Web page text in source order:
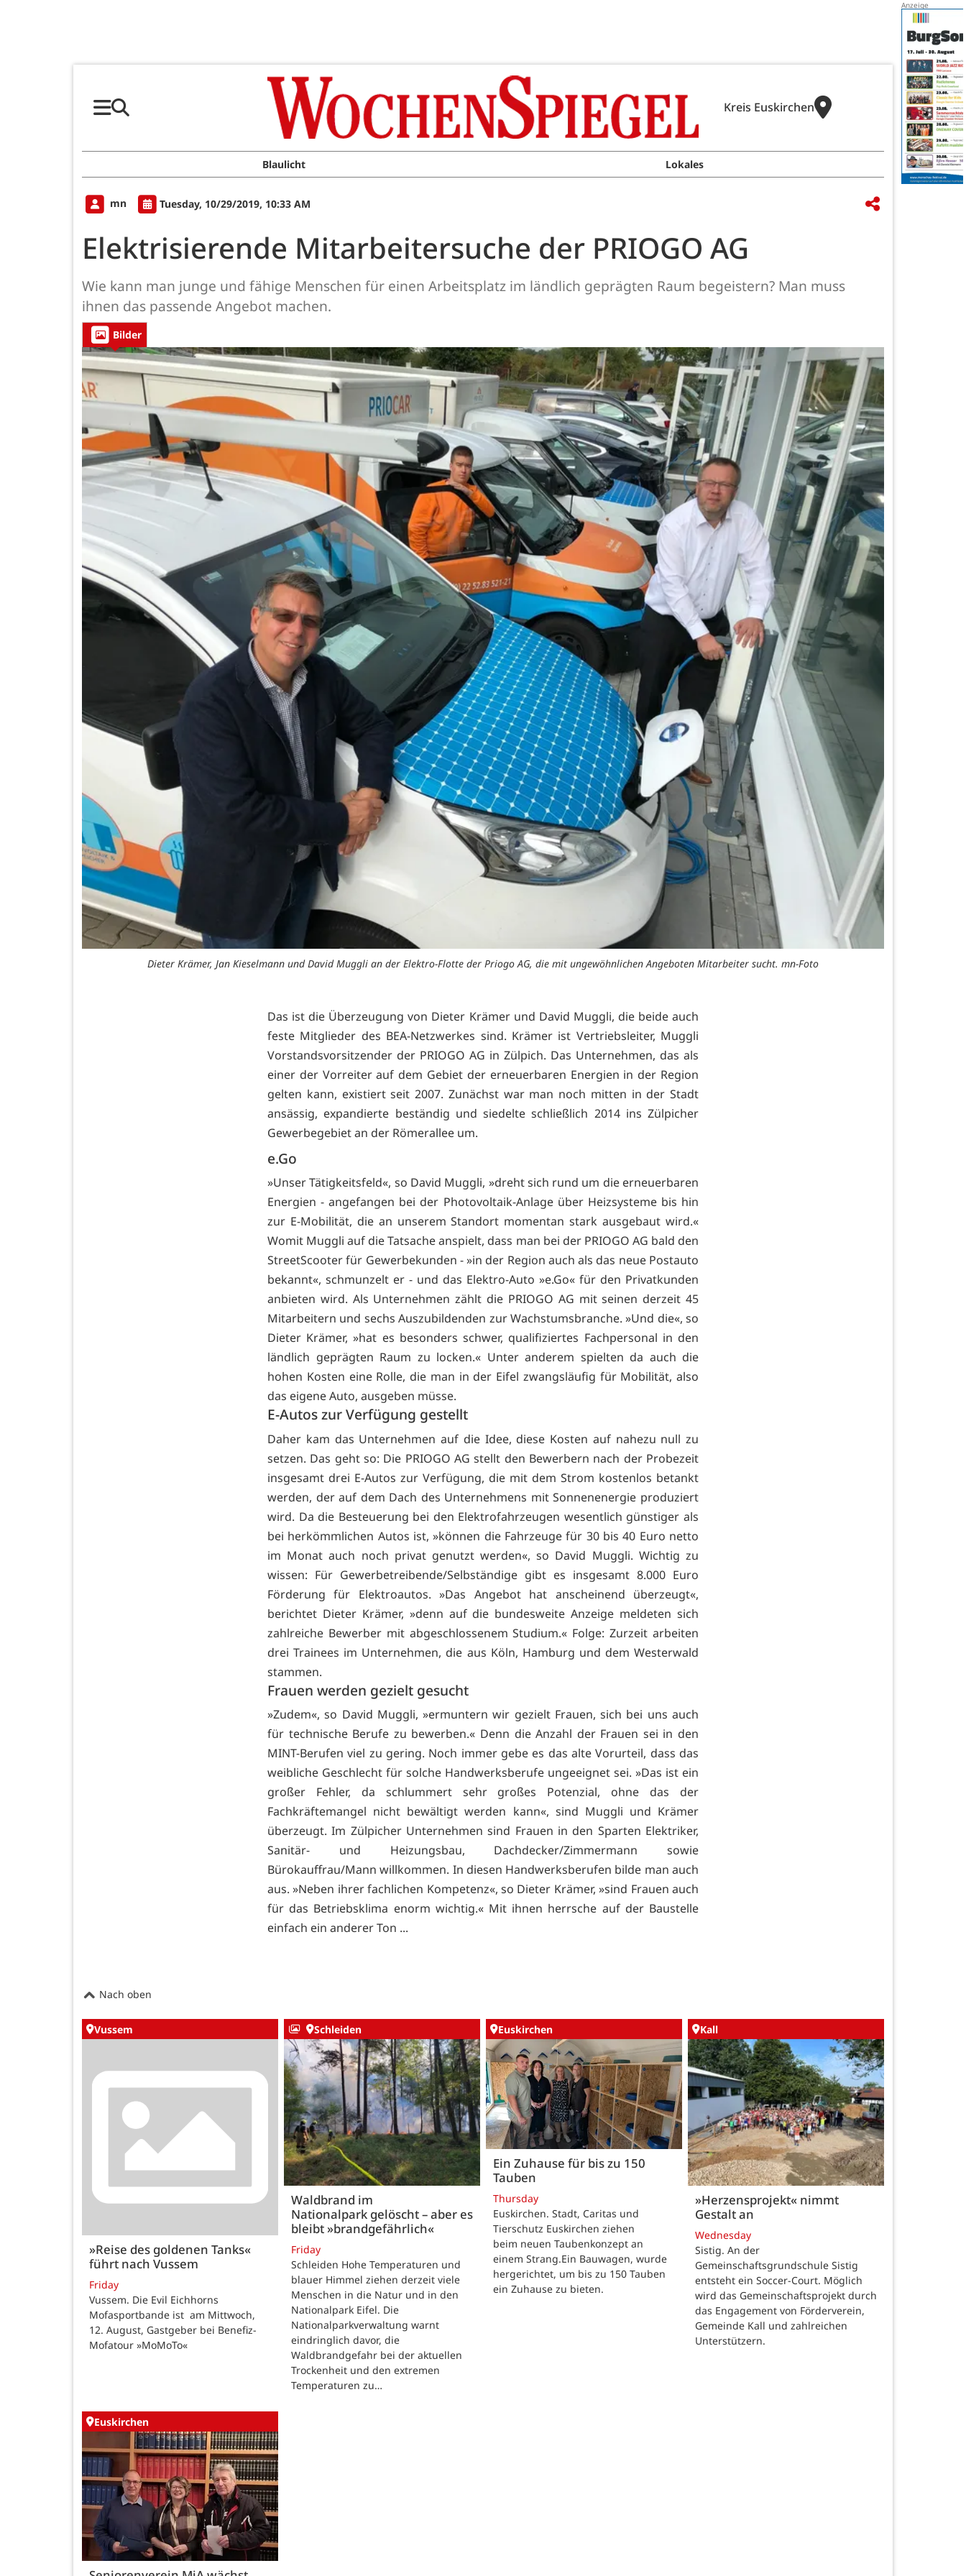
Kreis Euskirchen
Blaulicht Lokales
mn Tuesday, 10/29/2019, 10:33 AM
Elektrisierende Mitarbeitersuche der PRIOGO AG
Wie kann man junge und fähige Menschen für einen Arbeitsplatz im ländlich geprägten Raum begeistern? Man muss
ihnen das passende Angebot machen.
Bilder
Dieter Krämer, Jan Kieselmann und David Muggli an der Elektro-Flotte der Priogo AG, die mit ungewöhnlichen Angeboten Mitarbeiter sucht. mn-Foto
Das ist die Überzeugung von Dieter Krämer und David Muggli, die beide auch
feste Mitglieder des BEA-Netzwerkes sind. Krämer ist Vertriebsleiter, Muggli
Vorstandsvorsitzender der PRIOGO AG in Zülpich. Das Unternehmen, das als
einer der Vorreiter auf dem Gebiet der erneuerbaren Energien in der Region
gelten kann, existiert seit 2007. Zunächst war man noch mitten in der Stadt
ansässig, expandierte beständig und siedelte schließlich 2014 ins Zülpicher
Gewerbegebiet an der Römerallee um.
e.Go
»Unser Tätigkeitsfeld«, so David Muggli, »dreht sich rund um die erneuerbaren
Energien - angefangen bei der Photovoltaik-Anlage über Heizsysteme bis hin
zur E-Mobilität, die an unserem Standort momentan stark ausgebaut wird.«
Womit Muggli auf die Tatsache anspielt, dass man bei der PRIOGO AG bald den
StreetScooter für Gewerbekunden - »in der Region auch als das neue Postauto
bekannt«, schmunzelt er - und das Elektro-Auto »e.Go« für den Privatkunden
anbieten wird. Als Unternehmen zählt die PRIOGO AG mit seinen derzeit 45
Mitarbeitern und sechs Auszubildenden zur Wachstumsbranche. »Und die«, so
Dieter Krämer, »hat es besonders schwer, qualifiziertes Fachpersonal in den
ländlich geprägten Raum zu locken.« Unter anderem spielten da auch die
hohen Kosten eine Rolle, die man in der Eifel zwangsläufig für Mobilität, also
das eigene Auto, ausgeben müsse.
E-Autos zur Verfügung gestellt
Daher kam das Unternehmen auf die Idee, diese Kosten auf nahezu null zu
setzen. Das geht so: Die PRIOGO AG stellt den Bewerbern nach der Probezeit
insgesamt drei E-Autos zur Verfügung, die mit dem Strom kostenlos betankt
werden, der auf dem Dach des Unternehmens mit Sonnenenergie produziert
wird. Da die Besteuerung bei den Elektrofahrzeugen wesentlich günstiger als
bei herkömmlichen Autos ist, »können die Fahrzeuge für 30 bis 40 Euro netto
im Monat auch noch privat genutzt werden«, so David Muggli. Wichtig zu
wissen: Für Gewerbetreibende/Selbständige gibt es insgesamt 8.000 Euro
Förderung für Elektroautos. »Das Angebot hat anscheinend überzeugt«,
berichtet Dieter Krämer, »denn auf die bundesweite Anzeige meldeten sich
zahlreiche Bewerber mit abgeschlossenem Studium.« Folge: Zurzeit arbeiten
drei Trainees im Unternehmen, die aus Köln, Hamburg und dem Westerwald
stammen.
Frauen werden gezielt gesucht
»Zudem«, so David Muggli, »ermuntern wir gezielt Frauen, sich bei uns auch
für technische Berufe zu bewerben.« Denn die Anzahl der Frauen sei in den
MINT-Berufen viel zu gering. Noch immer gebe es das alte Vorurteil, dass das
weibliche Geschlecht für solche Handwerksberufe ungeeignet sei. »Das ist ein
großer Fehler, da schlummert sehr großes Potenzial, ohne das der
Fachkräftemangel nicht bewältigt werden kann«, sind Muggli und Krämer
überzeugt. Im Zülpicher Unternehmen sind Frauen in den Sparten Elektriker,
Sanitär- und Heizungsbau, Dachdecker/Zimmermann sowie
Bürokauffrau/Mann willkommen. In diesen Handwerksberufen bilde man auch
aus. »Neben ihrer fachlichen Kompetenz«, so Dieter Krämer, »sind Frauen auch
für das Betriebsklima enorm wichtig.« Mit ihnen herrsche auf der Baustelle
einfach ein anderer Ton ...
Nach oben
Vussem
»Reise des goldenen Tanks«
führt nach Vussem
Friday
Vussem. Die Evil Eichhorns
Mofasportbande ist am Mittwoch,
12. August, Gastgeber bei Benefiz-
Mofatour »MoMoTo«
Schleiden
Waldbrand im
Nationalpark gelöscht – aber es
bleibt »brandgefährlich«
Friday
Schleiden Hohe Temperaturen und
blauer Himmel ziehen derzeit viele
Menschen in die Natur und in den
Nationalpark Eifel. Die
Nationalparkverwaltung warnt
eindringlich davor, die
Waldbrandgefahr bei der aktuellen
Trockenheit und den extremen
Temperaturen zu…
Euskirchen
Ein Zuhause für bis zu 150
Tauben
Thursday
Euskirchen. Stadt, Caritas und
Tierschutz Euskirchen ziehen
beim neuen Taubenkonzept an
einem Strang.Ein Bauwagen, wurde
hergerichtet, um bis zu 150 Tauben
ein Zuhause zu bieten.
Kall
»Herzensprojekt« nimmt
Gestalt an
Wednesday
Sistig. An der
Gemeinschaftsgrundschule Sistig
entsteht ein Soccer-Court. Möglich
wird das Gemeinschaftsprojekt durch
das Engagement von Förderverein,
Gemeinde Kall und zahlreichen
Unterstützern.
Euskirchen